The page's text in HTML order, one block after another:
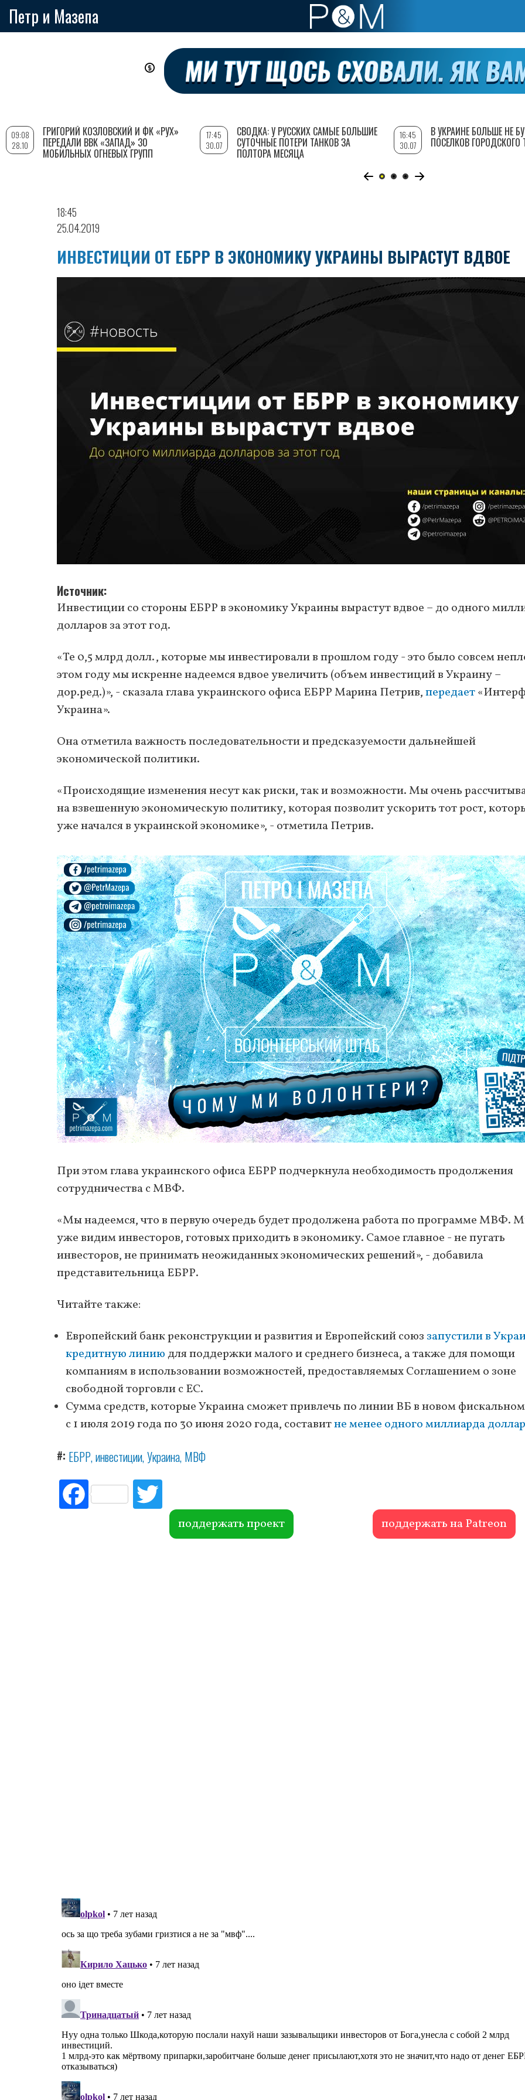
Петр и Мазепа
18:45
25.04.2019
ИНВЕСТИЦИИ ОТ ЕБРР В ЭКОНОМИКУ УКРАИНЫ ВЫРАСТУТ ВДВОЕ
Источник
Инвестиции со стороны ЕБРР в экономику Украины вырастут вдвое – до одного
долларов за этот год.
«Те 0,5 млрд долл., которые мы инвестировали в прошлом году - это было совсем
этом году мы искренне надеемся вдвое увеличить (объем инвестиций в Украину –
дор.ред.)», - сказала глава украинского офиса ЕБРР Марина Петрив,передает
Украина».
Она отметила важность последовательности и предсказуемости дальнейшей
экономической политики.
«Происходящие изменения несут как риски, так и возможности. Мы очень
на взвешенную экономическую политику, которая позволит ускорить тот рост,
уже начался в украинской экономике», - отметила Петрив.
При этом глава украинского офиса ЕБРР подчеркнула необходимость продолжения
сотрудничества с МВФ.
«Мы надеемся, что в первую очередь будет продолжена работа по программе МВФ.
уже видим инвесторов, готовых приходить в экономику. Самое главное - не пугать
инвесторов, не принимать неожиданных экономических решений», - добавила
представительница ЕБРР.
Читайте также:
Европейский банк реконструкции и развития и Европейский союз запустили в
кредитную линиюдля поддержки малого и среднего бизнеса, а также для помощи
компаниям в использовании возможностей, предоставляемых Соглашением о зоне
свободной торговли с ЕС.
Сумма средств, которые Украина сможет привлечь по линии ВБ в новом
с 1 июля 2019 года по 30 июня 2020 года, составитне менее одного миллиарда
# ЕБРР инвестиции Украина МВФ
Fac
ebo itte
r поддержать проект поддержать на Patreon
09:08
28.10
ГРИГОРИЙ КОЗЛОВСКИЙ И ФК «РУХ»
ПЕРЕДАЛИ ВВК «ЗАПАД» 30
МОБИЛЬНЫХ ОГНЕВЫХ ГРУПП
17:45
30.07
СВОДКА: У РУССКИХ САМЫЕ БОЛЬШИЕ
СУТОЧНЫЕ ПОТЕРИ ТАНКОВ ЗА
ПОЛТОРА МЕСЯЦА
16:45
30.07
В УКРАИНЕ БОЛЬШЕ НЕ
ПОСЕЛКОВ ГОРОДСКОГО